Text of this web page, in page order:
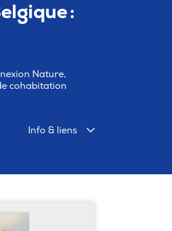
:
Nature,
cohabitation
Info & liens